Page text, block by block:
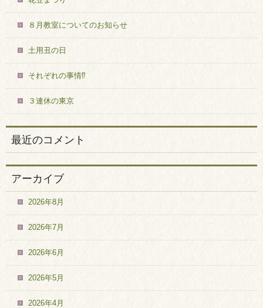
８月教室についてのお知らせ
土用丑の日
それぞれの事情⁉
３連休の東京
最近のコメント
アーカイブ
2026年8月
2026年7月
2026年6月
2026年5月
2026年4月